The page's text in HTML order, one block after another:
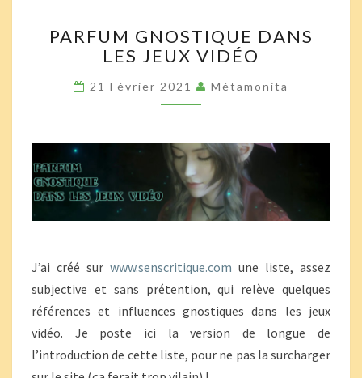
GNOSTIQUE
DANS
JEUX
VIDÉO
PARFUM GNOSTIQUE DANS
LES JEUX VIDÉO
21 Février 2021 Métamonita
J’ai créé sur www.senscritique.com une liste, assez
subjective et sans prétention, qui relève quelques
références et influences gnostiques dans les jeux
vidéo. Je poste ici la version de longue de
l’introduction de cette liste, pour ne pas la surcharger